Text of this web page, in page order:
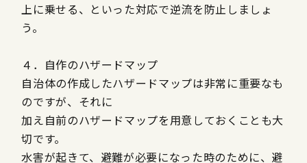
上に乗せる、といった対応で逆流を防止しましょ
う。
４．自作のハザードマップ
自治体の作成したハザードマップは非常に重要なも
のですが、それに
加え自前のハザードマップを用意しておくことも大
切です。
水害が起きて、避難が必要になった時のために、避